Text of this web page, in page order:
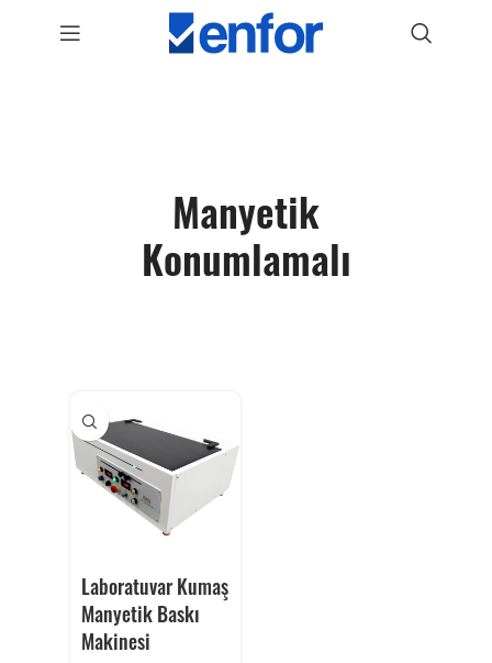
Manyetik
Konumlamalı
Laboratuvar Kumaş
Manyetik Baskı
Makinesi